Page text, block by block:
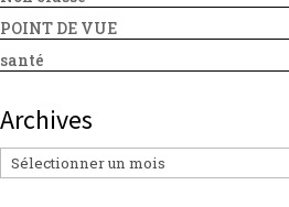
POINT DE VUE
santé
Archives
Archives